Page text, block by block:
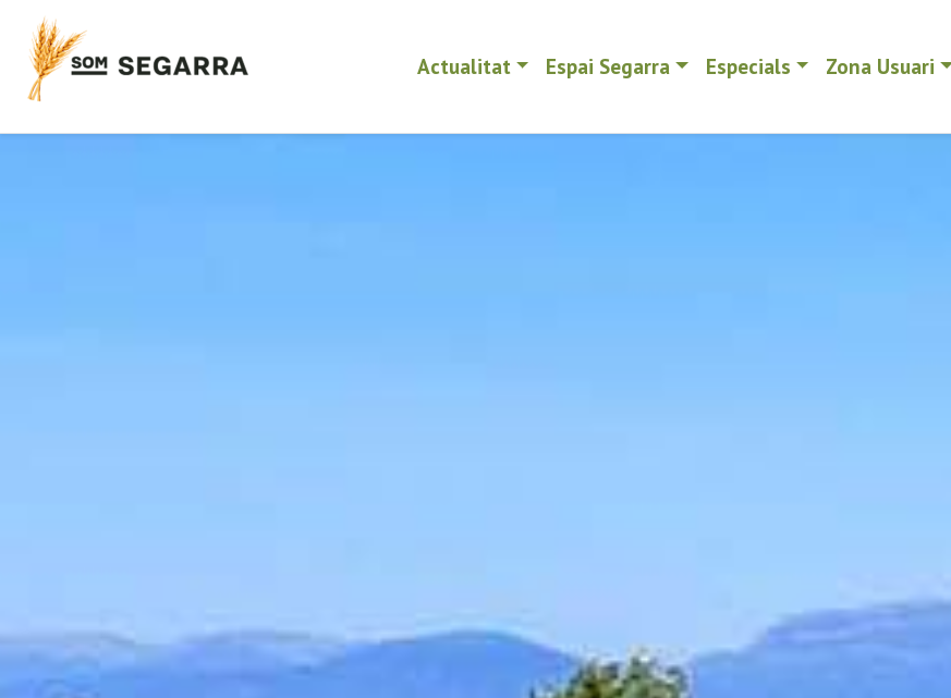
Actualitat Espai Segarra Especials Zona Usuari